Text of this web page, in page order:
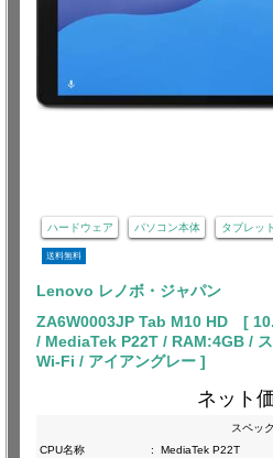
ハードウェア パソコン本体 タブレッ
送料無料
Lenovo レノボ・ジャパン
ZA6W0003JP Tab M10 HD [
/ MediaTek P22T / RAM:4GB /
Wi-Fi / アイアングレー ]
ネット
スペック
CPU名称
:
MediaTek P22T